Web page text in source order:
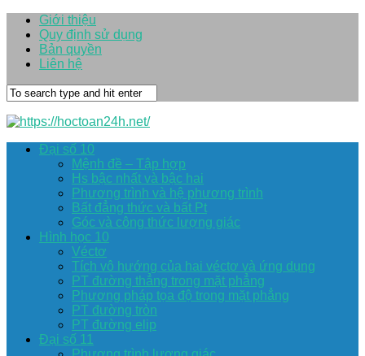
Giới thiệu
Quy định sử dụng
Bản quyền
Liên hệ
Đại số 10
Mệnh đề – Tập hợp
Hs bậc nhất và bậc hai
Phương trình và hệ phương trình
Bất đẳng thức và bất Pt
Góc và công thức lượng giác
Hình học 10
Véctơ
Tích vô hướng của hai véctơ và ứng dụng
PT đường thẳng trong mặt phẳng
Phương pháp tọa độ trong mặt phẳng
PT đường tròn
PT đường elip
Đại số 11